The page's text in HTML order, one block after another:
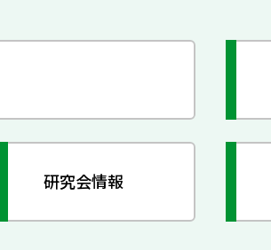
研究会情報